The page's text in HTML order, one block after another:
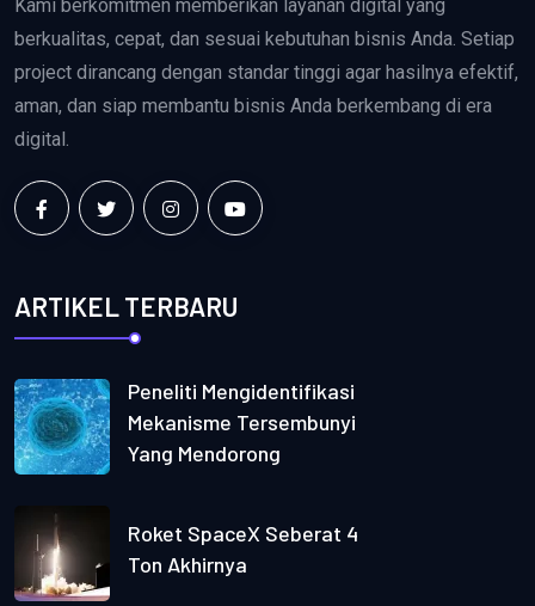
Kami berkomitmen memberikan layanan digital yang
berkualitas, cepat, dan sesuai kebutuhan bisnis Anda. Setiap
project dirancang dengan standar tinggi agar hasilnya efektif,
aman, dan siap membantu bisnis Anda berkembang di era
digital.
ARTIKEL TERBARU
Peneliti Mengidentifikasi
Mekanisme Tersembunyi
Yang Mendorong
Roket SpaceX Seberat 4
Ton Akhirnya